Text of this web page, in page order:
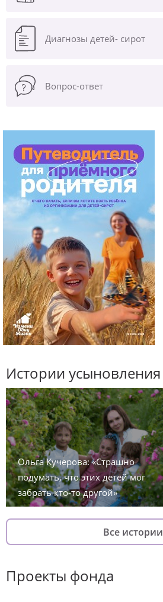
Диагнозы детей- сирот
Вопрос-ответ
Истории усыновления
Ольга Кучерова: «Страшно
подумать, что этих детей мог
забрать кто-то другой»
Все истории
Проекты фонда